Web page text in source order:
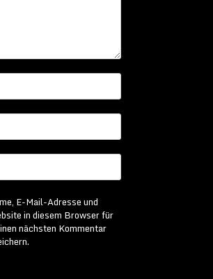
E-Mail-Adresse und
in diesem Browser für
nächsten Kommentar